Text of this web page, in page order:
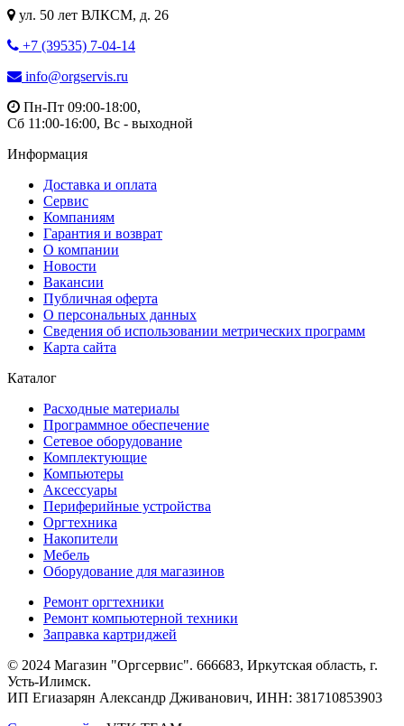
ул. 50 лет ВЛКСМ, д. 26
+7 (39535) 7-04-14
info@orgservis.ru
Пн-Пт 09:00-18:00,
Сб 11:00-16:00, Вс - выходной
Информация
Доставка и оплата
Сервис
Компаниям
Гарантия и возврат
О компании
Новости
Вакансии
Публичная оферта
О персональных данных
Сведения об использовании метрических программ
Карта сайта
Каталог
Расходные материалы
Программное обеспечение
Сетевое оборудование
Комплектующие
Компьютеры
Аксессуары
Периферийные устройства
Оргтехника
Накопители
Мебель
Оборудование для магазинов
Ремонт оргтехники
Ремонт компьютерной техники
Заправка картриджей
© 2024 Магазин "Оргсервис". 666683, Иркутская область, г.
Усть-Илимск.
ИП Егиазарян Александр Дживанович, ИНН: 381710853903